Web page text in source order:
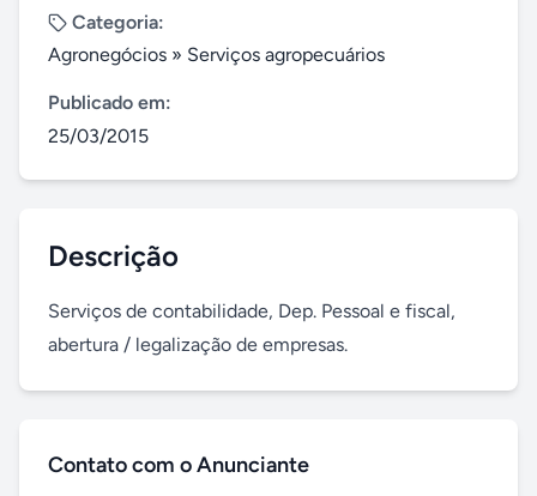
Categoria:
Agronegócios » Serviços agropecuários
Publicado em:
25/03/2015
Descrição
Serviços de contabilidade, Dep. Pessoal e fiscal,
abertura / legalização de empresas.
Contato com o Anunciante